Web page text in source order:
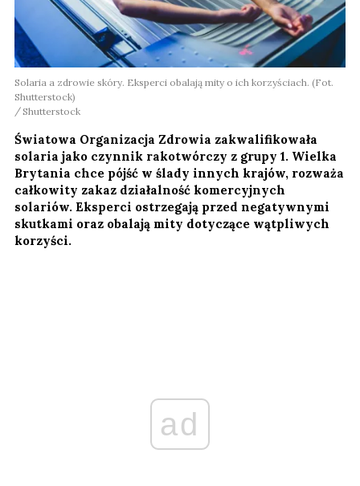
Solaria a zdrowie skóry. Eksperci obalają mity o ich korzyściach. (Fot.
Shutterstock)
Shutterstock
Światowa Organizacja Zdrowia zakwalifikowała
solaria jako czynnik rakotwórczy z grupy 1. Wielka
Brytania chce pójść w ślady innych krajów, rozważa
całkowity zakaz działalność komercyjnych
solariów. Eksperci ostrzegają przed negatywnymi
skutkami oraz obalają mity dotyczące wątpliwych
korzyści.
ad